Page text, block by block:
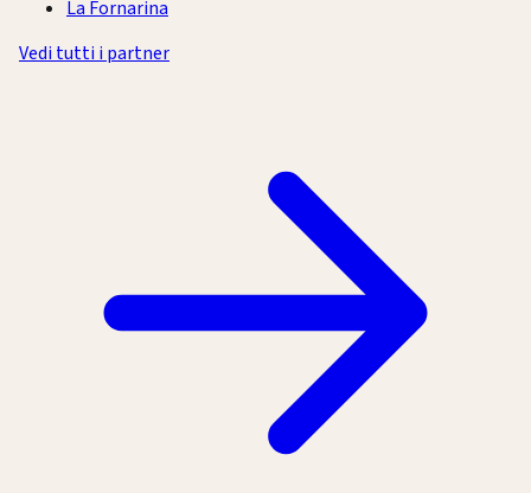
La Fornarina
Vedi tutti i partner